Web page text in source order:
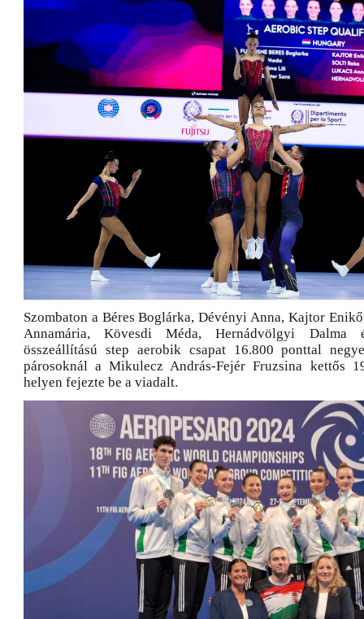
Szombaton a Béres Boglárka, Dévényi Anna, Kajtor
Annamária, Kövesdi Méda, Hernádvölgyi Dalma
összeállítású step aerobik csapat 16.800 ponttal
párosoknál a Mikulecz András-Fejér Fruzsina kettős
helyen fejezte be a viadalt.